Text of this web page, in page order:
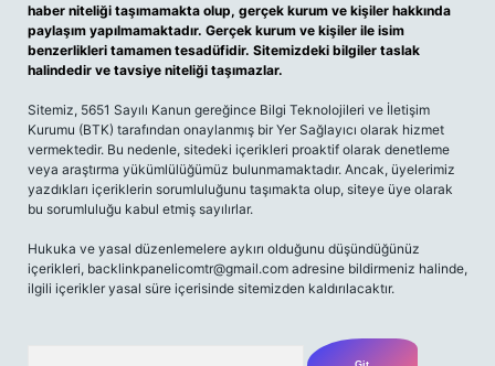
haber niteliği taşımamakta olup, gerçek kurum ve kişiler hakkında
paylaşım yapılmamaktadır. Gerçek kurum ve kişiler ile isim
benzerlikleri tamamen tesadüfidir. Sitemizdeki bilgiler taslak
halindedir ve tavsiye niteliği taşımazlar.
Sitemiz, 5651 Sayılı Kanun gereğince Bilgi Teknolojileri ve İletişim
Kurumu (BTK) tarafından onaylanmış bir Yer Sağlayıcı olarak hizmet
vermektedir. Bu nedenle, sitedeki içerikleri proaktif olarak denetleme
veya araştırma yükümlülüğümüz bulunmamaktadır. Ancak, üyelerimiz
yazdıkları içeriklerin sorumluluğunu taşımakta olup, siteye üye olarak
bu sorumluluğu kabul etmiş sayılırlar.
Hukuka ve yasal düzenlemelere aykırı olduğunu düşündüğünüz
içerikleri, backlinkpanelicomtr@gmail.com adresine bildirmeniz halinde,
ilgili içerikler yasal süre içerisinde sitemizden kaldırılacaktır.